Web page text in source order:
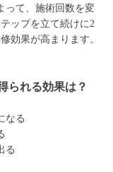
って、施術回数を変
ップを立て続けに2
効果が高まります。
られる効果は？
なる
る